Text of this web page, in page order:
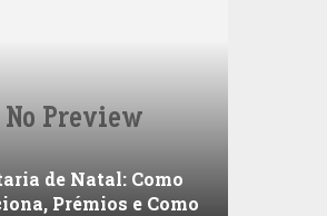
de Natal: Como
Prémios e Como